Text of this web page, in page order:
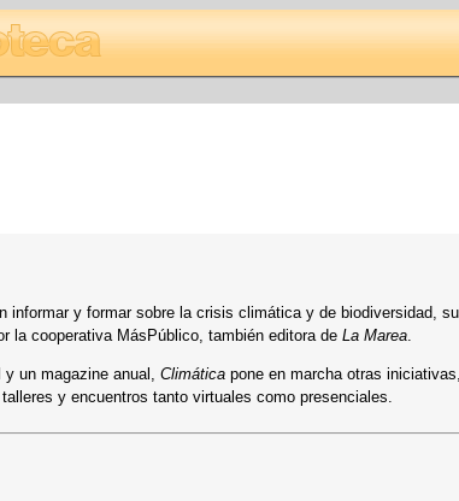
informar y formar sobre la crisis climática y de biodiversidad,
la cooperativa MásPúblico, también editora deLa Marea.
y un magazine anual,Climática pone en marcha otras
y encuentros tanto virtuales como presenciales.